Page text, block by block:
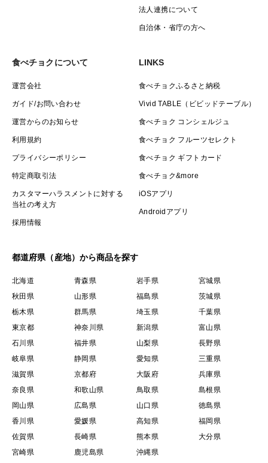
法人連携について
自治体・省庁の方へ
食べチョクについて
運営会社
ガイド/お問い合わせ
運営からのお知らせ
利用規約
プライバシーポリシー
特定商取引法
カスタマーハラスメントに対する
当社の考え方
採用情報
LINKS
食べチョクふるさと納税
Vivid TABLE（ビビッドテーブル）
食べチョク コンシェルジュ
食べチョク フルーツセレクト
食べチョク ギフトカード
食べチョク&more
iOSアプリ
Androidアプリ
都道府県（産地）から商品を探す
北海道 青森県 岩手県
宮城県
秋田県
山形県 福島県
茨城県
栃木県
群馬県 埼玉県
千葉県
東京都
神奈川県 新潟県
富山県
石川県
福井県 山梨県
長野県
岐阜県
静岡県 愛知県
三重県
滋賀県
京都府 大阪府
兵庫県
奈良県
和歌山県 鳥取県
島根県
岡山県
広島県 山口県
徳島県
香川県
愛媛県 高知県
福岡県
佐賀県
長崎県 熊本県
大分県
宮崎県
鹿児島県 沖縄県